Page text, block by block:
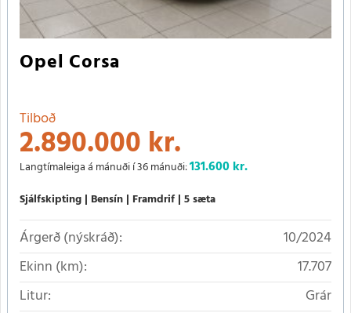
Opel Corsa
Tilboð
2.890.000 kr.
Langtímaleiga á mánuði í 36 mánuði:131.600kr.
Sjálfskipting Bensín Framdrif 5 sæta
Árgerð (nýskráð):
10/2024
Ekinn (km):
17.707
Litur:
Grár